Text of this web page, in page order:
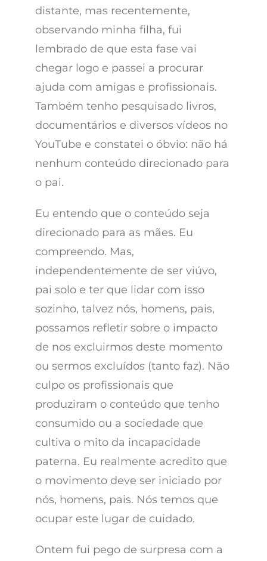
distante, mas recentemente,
observando minha filha, fui
lembrado de que esta fase vai
chegar logo e passei a procurar
ajuda com amigas e profissionais.
Também tenho pesquisado livros,
documentários e diversos vídeos no
YouTube e constatei o óbvio: não há
nenhum conteúdo direcionado para
o pai.
Eu entendo que o conteúdo seja
direcionado para as mães. Eu
compreendo. Mas,
independentemente de ser viúvo,
pai solo e ter que lidar com isso
sozinho, talvez nós, homens, pais,
possamos refletir sobre o impacto
de nos excluirmos deste momento
ou sermos excluídos (tanto faz). Não
culpo os profissionais que
produziram o conteúdo que tenho
consumido ou a sociedade que
cultiva o mito da incapacidade
paterna. Eu realmente acredito que
o movimento deve ser iniciado por
nós, homens, pais. Nós temos que
ocupar este lugar de cuidado.
Ontem fui pego de surpresa com a